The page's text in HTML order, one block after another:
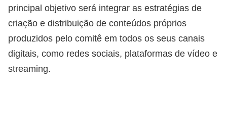
principal objetivo será integrar as estratégias de
criação e distribuição de conteúdos próprios
produzidos pelo comitê em todos os seus canais
digitais, como redes sociais, plataformas de vídeo e
streaming.